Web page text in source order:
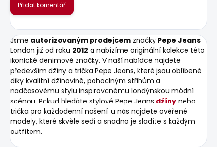
Přidat komentář
Jsme autorizovaným prodejcem značky Pepe Jeans
London již od roku 2012 a nabízíme originální kolekce této
ikonické denimové značky. V naší nabídce najdete
především džíny a trička Pepe Jeans, které jsou oblíbené
díky kvalitní džínovině, pohodlným střihům a
nadčasovému stylu inspirovanému londýnskou módní
scénou. Pokud hledáte stylové Pepe Jeans džíny nebo
trička pro každodenní nošení, u nás najdete ověřené
modely, které skvěle sedí a snadno je sladíte s každým
outfitem.